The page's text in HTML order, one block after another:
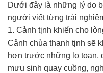
Dưới đây là những lý do
người viết từng trải
1. Cảnh tịnh khiến cho
Cảnh chùa thanh tịnh sẽ
hơn trước những lo toan,
mưu sinh quay cuồng,